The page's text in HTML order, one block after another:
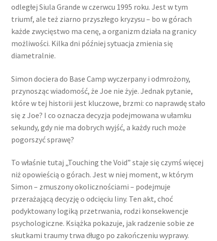
odległej Siula Grande w czerwcu 1995 roku. Jest w tym
triumf, ale też ziarno przyszłego kryzysu – bo w górach
każde zwycięstwo ma cenę, a organizm działa na granicy
możliwości. Kilka dni później sytuacja zmienia się
diametralnie.
Simon dociera do Base Camp wyczerpany i odmrożony,
przynosząc wiadomość, że Joe nie żyje. Jednak pytanie,
które w tej historii jest kluczowe, brzmi: co naprawdę stało
się z Joe? I co oznacza decyzja podejmowana w ułamku
sekundy, gdy nie ma dobrych wyjść, a każdy ruch może
pogorszyć sprawę?
To właśnie tutaj „Touching the Void” staje się czymś więcej
niż opowieścią o górach. Jest w niej moment, w którym
Simon – zmuszony okolicznościami – podejmuje
przerażającą decyzję o odcięciu liny. Ten akt, choć
podyktowany logiką przetrwania, rodzi konsekwencje
psychologiczne. Książka pokazuje, jak radzenie sobie ze
skutkami traumy trwa długo po zakończeniu wyprawy.